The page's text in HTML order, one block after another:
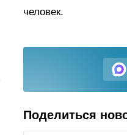
человек.
Поделиться